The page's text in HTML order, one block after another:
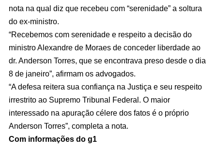
nota na qual diz que recebeu com “serenidade” a soltura
do ex-ministro.
“Recebemos com serenidade e respeito a decisão do
ministro Alexandre de Moraes de conceder liberdade ao
dr. Anderson Torres, que se encontrava preso desde o dia
8 de janeiro”, afirmam os advogados.
“A defesa reitera sua confiança na Justiça e seu respeito
irrestrito ao Supremo Tribunal Federal. O maior
interessado na apuração célere dos fatos é o próprio
Anderson Torres”, completa a nota.
Com informações do g1